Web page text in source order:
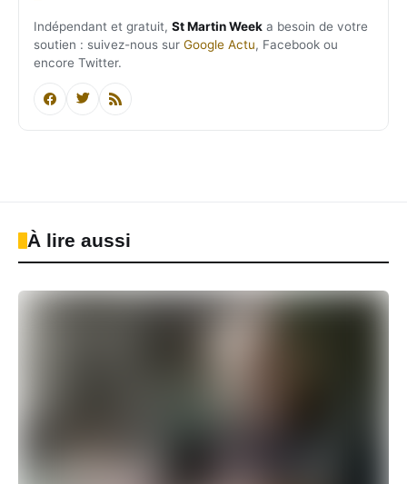
Indépendant et gratuit, St Martin Week a besoin de votre
soutien : suivez-nous sur Google Actu, Facebook ou
encore Twitter.
À lire aussi